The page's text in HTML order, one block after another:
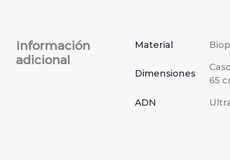
Información
adicional
Material
Dimensiones
65
ADN